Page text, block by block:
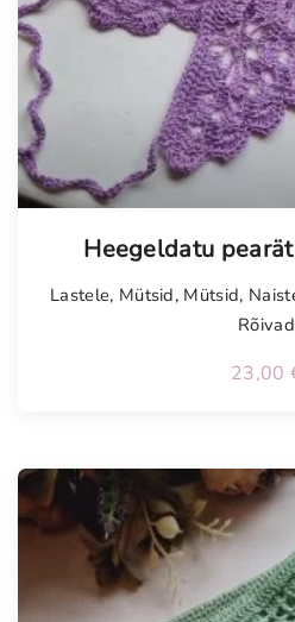
Heegeldatu
Lastele, Mütsid, Mütsid,
Rõivad
23,00